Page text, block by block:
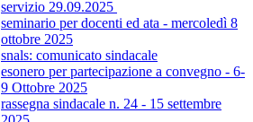
servizio 29.09.2025
seminario per docenti ed ata - mercoledì 8
ottobre 2025
snals: comunicato sindacale
esonero per partecipazione a convegno - 6-
9 Ottobre 2025
rassegna sindacale n. 24 - 15 settembre